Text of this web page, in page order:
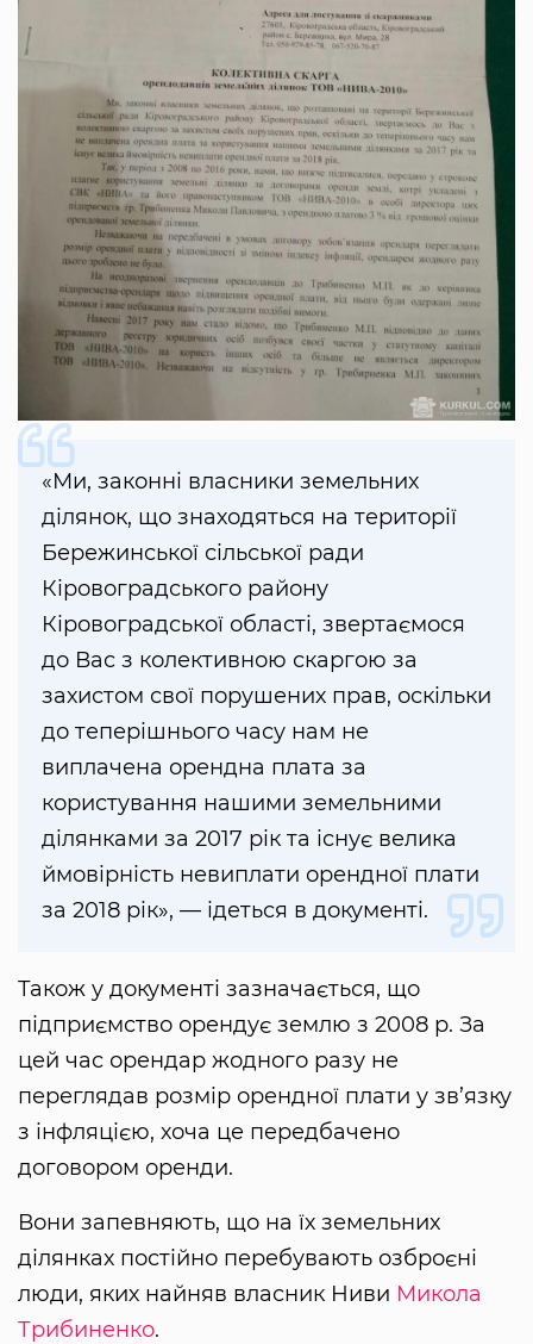
«Ми, законні власники земельних
ділянок, що знаходяться на території
Бережинської сільської ради
Кіровоградського району
Кіровоградської області, звертаємося
до Вас з колективною скаргою за
захистом свої порушених прав, оскільки
до теперішнього часу нам не
виплачена орендна плата за
користування нашими земельними
ділянками за 2017 рік та існує велика
ймовірність невиплати орендної плати
за 2018 рік», — ідеться в документі.
Також у документі зазначається, що
підприємство орендує землю з 2008 р. За
цей час орендар жодного разу не
переглядав розмір орендної плати у зв’язку
з інфляцією, хоча це передбачено
договором оренди.
Вони запевняють, що на їх земельних
ділянках постійно перебувають озброєні
люди, яких найняв власник Ниви Микола
Трибиненко.